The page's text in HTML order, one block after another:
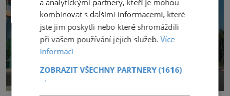
kombinovat s dalšími informacemi, které
jste jim poskytli nebo které shromáždili
při vašem používání jejich služeb.Více
informací
ZOBRAZIT VŠECHNY PARTNERY(1616)
→